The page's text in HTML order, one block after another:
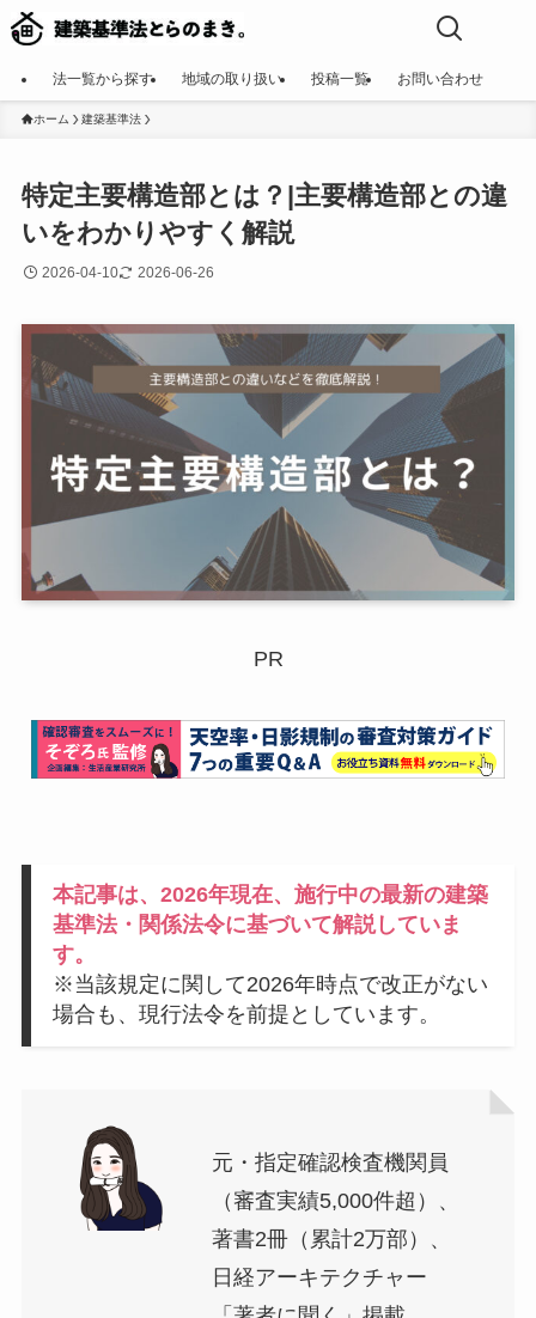
法一覧から探す 地域の取り扱い 投稿一覧 お問い合わせ
ホーム 建築基準法
特定主要構造部とは？|主要構造部との違
いをわかりやすく解説
2026-04-10 2026-06-26
PR
本記事は、2026年現在、施行中の最新の建築
基準法・関係法令に基づいて解説していま
す。
※当該規定に関して2026年時点で改正がない
場合も、現行法令を前提としています。
元・指定確認検査機関員
（審査実績5,000件超）、
著書2冊（累計2万部）、
日経アーキテクチャー